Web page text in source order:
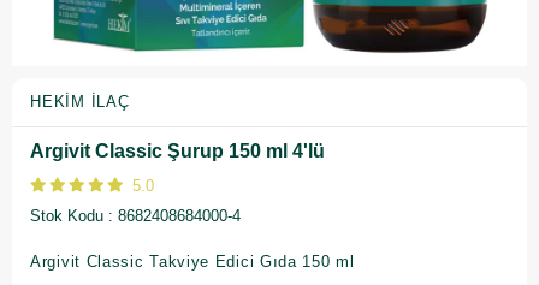
HEKIM İLAÇ
Argivit Classic Şurup 150 ml 4'lü
5.0
Stok Kodu
8682408684000-4
Argivit Classic Takviye Edici Gıda 150 ml